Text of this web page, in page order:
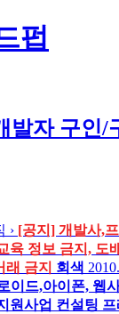
펍
발자 구인/
› [공지] 개발사,
육 정보 금지, 도
래 금지 회색
이드,아이폰, 웹
원사업 컨설팅 프